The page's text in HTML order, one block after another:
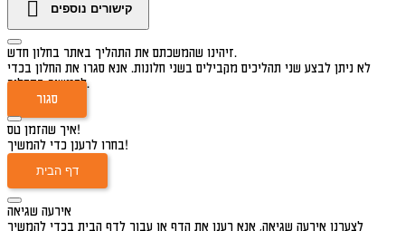
קישורים נוספים
זיהינו שהמשכתם את התהליך באתר בחלון חדש.
לא ניתן לבצע שני תהליכים מקבילים בשני חלונות. אנא סגרו את החלון בכדי
להמשיך בתהליך.
סגור
איך שהזמן טס!
בחרו לרענן כדי להמשיך!
דף הבית
אירעה שגיאה
לצערנו אירעה שגיאה, אנא רענן את הדף או עבור לדף הבית בכדי להמשיך